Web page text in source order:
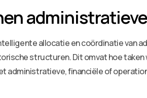
allocatie en coördinatie van
structuren. Dit omvat hoe
administratieve, financiële of